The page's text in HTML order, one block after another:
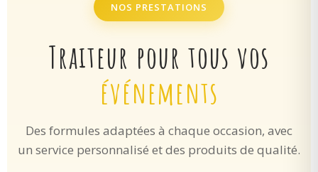
NOS PRESTATIONS
Traiteur pour tous vos
événements
Des formules adaptées à chaque occasion, avec
un service personnalisé et des produits de qualité.